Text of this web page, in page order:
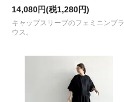
14,080円(税1,280円)
キャップスリーブのフェミニンブラ
ウス。